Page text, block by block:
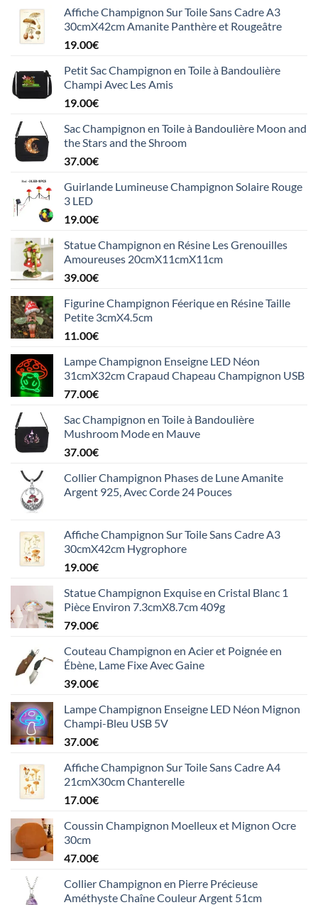
Affiche Champignon Sur Toile Sans Cadre A3
30cmX42cm Amanite Panthère et Rougeâtre
19.00€
Petit Sac Champignon en Toile à Bandoulière
Champi Avec Les Amis
19.00€
Sac Champignon en Toile à Bandoulière Moon and
the Stars and the Shroom
37.00€
Guirlande Lumineuse Champignon Solaire Rouge
3 LED
19.00€
Statue Champignon en Résine Les Grenouilles
Amoureuses 20cmX11cmX11cm
39.00€
Figurine Champignon Féerique en Résine Taille
Petite 3cmX4.5cm
11.00€
Lampe Champignon Enseigne LED Néon
31cmX32cm Crapaud Chapeau Champignon USB
77.00€
Sac Champignon en Toile à Bandoulière
Mushroom Mode en Mauve
37.00€
Collier Champignon Phases de Lune Amanite
Argent 925, Avec Corde 24 Pouces
Affiche Champignon Sur Toile Sans Cadre A3
30cmX42cm Hygrophore
19.00€
Statue Champignon Exquise en Cristal Blanc 1
Pièce Environ 7.3cmX8.7cm 409g
79.00€
Couteau Champignon en Acier et Poignée en
Ébène, Lame Fixe Avec Gaine
39.00€
Lampe Champignon Enseigne LED Néon Mignon
Champi-Bleu USB 5V
37.00€
Affiche Champignon Sur Toile Sans Cadre A4
21cmX30cm Chanterelle
17.00€
Coussin Champignon Moelleux et Mignon Ocre
30cm
47.00€
Collier Champignon en Pierre Précieuse
Améthyste Chaîne Couleur Argent 51cm